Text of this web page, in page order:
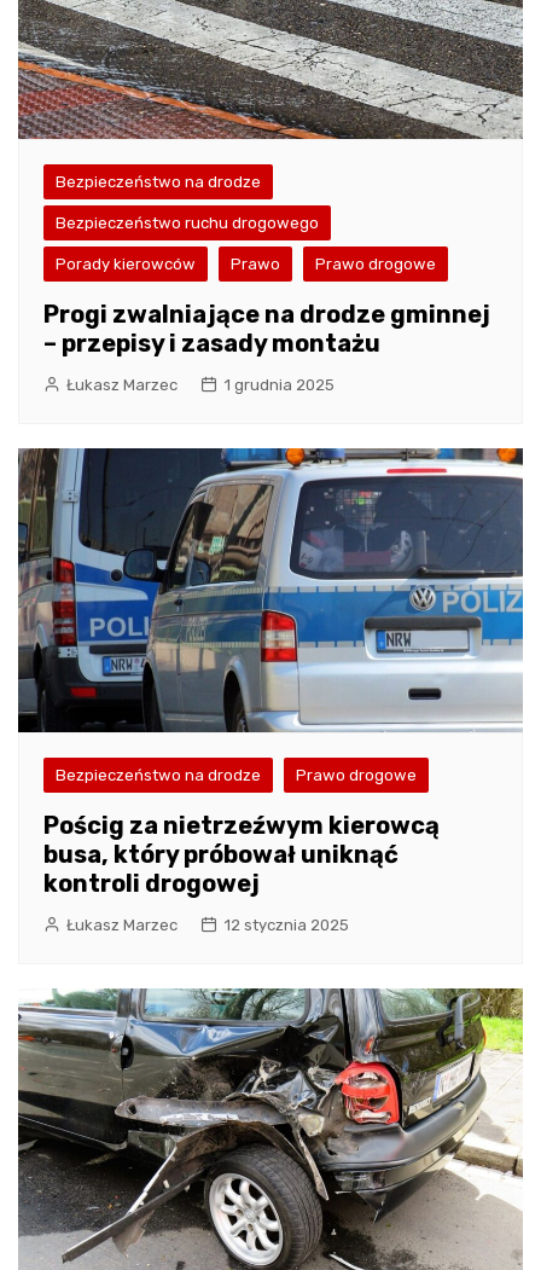
Bezpieczeństwo na drodze
Bezpieczeństwo ruchu drogowego
Porady kierowców Prawo Prawo drogowe
Progi zwalniające na drodze gminnej
– przepisy i zasady montażu
Łukasz Marzec 1 grudnia 2025
Bezpieczeństwo na drodze Prawo drogowe
Pościg za nietrzeźwym kierowcą
busa, który próbował uniknąć
kontroli drogowej
Łukasz Marzec 12 stycznia 2025